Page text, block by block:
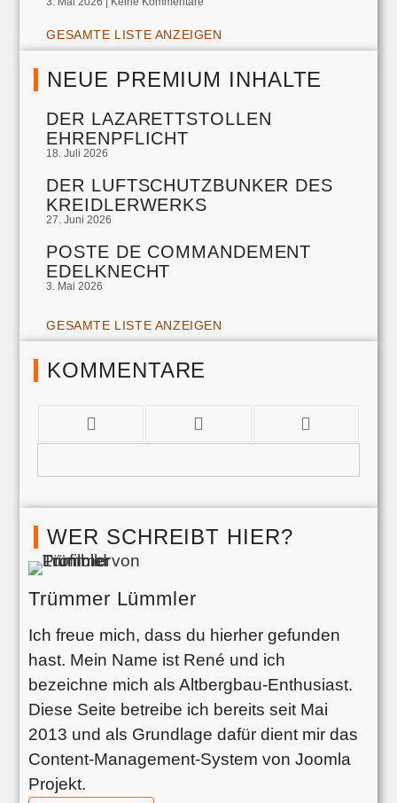
GESAMTE LISTE ANZEIGEN
NEUE PREMIUM INHALTE
DER LAZARETTSTOLLEN
EHRENPFLICHT
18. Juli 2026
DER LUFTSCHUTZBUNKER DES
KREIDLERWERKS
27. Juni 2026
POSTE DE COMMANDEMENT
EDELKNECHT
3. Mai 2026
GESAMTE LISTE ANZEIGEN
KOMMENTARE
WER SCHREIBT HIER?
Trümmer Lümmler
Ich freue mich, dass du hierher gefunden
hast. Mein Name ist René und ich
bezeichne mich als Altbergbau-Enthusiast.
Diese Seite betreibe ich bereits seit Mai
2013 und als Grundlage dafür dient mir das
Content-Management-System von Joomla
Projekt.